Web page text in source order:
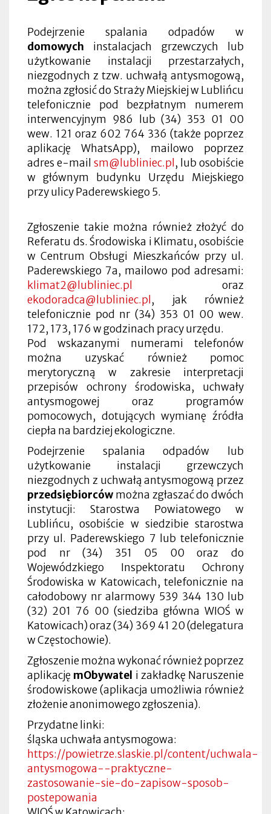
Podejrzenie spalania odpadów w
domowych instalacjach grzewczych lub
użytkowanie instalacji przestarzałych,
niezgodnych z tzw. uchwałą antysmogową,
można zgłosić do Straży Miejskiej w Lublińcu
telefonicznie pod bezpłatnym numerem
interwencyjnym 986 lub (34) 353 01 00
wew. 121 oraz 602 764 336 (także poprzez
aplikację WhatsApp), mailowo poprzez
adres e-mail sm@lubliniec.pl , lub osobiście
w głównym budynku Urzędu Miejskiego
przy ulicy Paderewskiego 5.
Zgłoszenie takie można również złożyć do
Referatu ds. Środowiska i Klimatu, osobiście
w Centrum Obsługi Mieszkańców przy ul.
Paderewskiego 7a, mailowo pod adresami:
klimat2@lubliniec.pl
oraz
ekodoradca@lubliniec.pl , jak również
telefonicznie pod nr (34) 353 01 00 wew.
172, 173, 176 w godzinach pracy urzędu.
Pod wskazanymi numerami telefonów
można uzyskać również pomoc
merytoryczną w zakresie interpretacji
przepisów ochrony środowiska, uchwały
antysmogowej oraz programów
pomocowych, dotujących wymianę źródła
ciepła na bardziej ekologiczne.
Podejrzenie spalania odpadów lub
użytkowanie instalacji grzewczych
niezgodnych z uchwałą antysmogową przez
przedsiębiorców można zgłaszać do dwóch
instytucji: Starostwa Powiatowego w
Lublińcu, osobiście w siedzibie starostwa
przy ul. Paderewskiego 7 lub telefonicznie
pod nr (34) 351 05 00 oraz do
Wojewódzkiego Inspektoratu Ochrony
Środowiska w Katowicach, telefonicznie na
całodobowy nr alarmowy 539 344 130 lub
(32) 201 76 00 (siedziba główna WIOŚ w
Katowicach) oraz (34) 369 41 20 (delegatura
w Częstochowie).
Zgłoszenie można wykonać również poprzez
aplikację mObywatel i zakładkę Naruszenie
środowiskowe (aplikacja umożliwia również
złożenie anonimowego zgłoszenia).
Przydatne linki:
śląska uchwała antysmogowa:
https://powietrze.slaskie.pl/content/uchwala-
antysmogowa--praktyczne-
zastosowanie-sie-do-zapisow-sposob-
postepowania